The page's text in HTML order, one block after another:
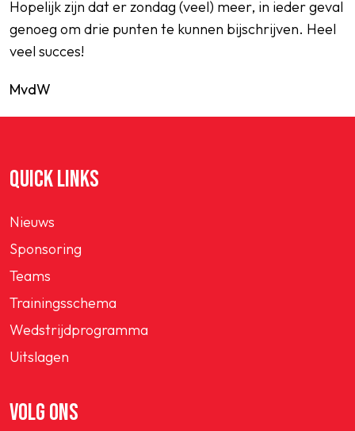
Hopelijk zijn dat er zondag (veel) meer, in ieder geval
genoeg om drie punten te kunnen bijschrijven. Heel
veel succes!
MvdW
QUICK LINKS
Nieuws
Sponsoring
Teams
Trainingsschema
Wedstrijdprogramma
Uitslagen
VOLG ONS